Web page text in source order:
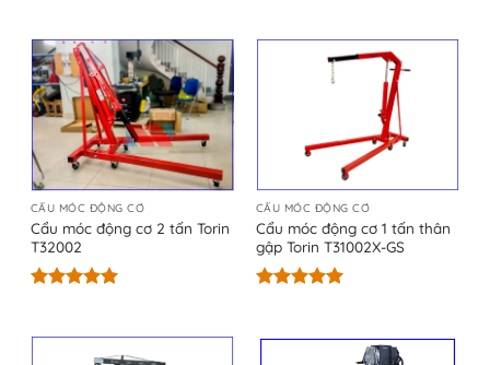
5 sao
5 sao
CẨU MÓC ĐỘNG CƠ
Cẩu móc động cơ 2 tấn Torin
T32002
5 sao
CẨU MÓC ĐỘNG CƠ
Cẩu móc động cơ 1 tấn thân
gập Torin T31002X-GS
5 sao